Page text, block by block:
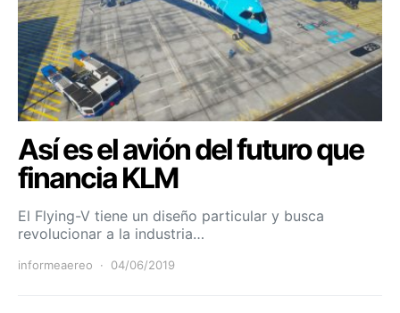
Así es el avión del futuro que
financia KLM
El Flying-V tiene un diseño particular y busca
revolucionar a la industria…
informeaereo 04/06/2019